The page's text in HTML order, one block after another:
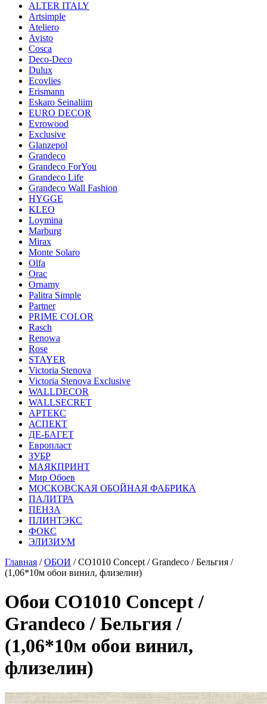
ALTER ITALY
Artsimple
Ateliero
Avisto
Cosca
Deco-Deco
Dulux
Ecovlies
Erismann
Eskaro Seinaliim
EURO DECOR
Evrowood
Exclusive
Glanzepol
Grandeco
Grandeco ForYou
Grandeco Life
Grandeco Wall Fashion
HYGGE
KLEO
Loymina
Marburg
Mirax
Monte Solaro
Olfa
Orac
Ornamy
Palitra Simple
Partner
PRIME COLOR
Rasch
Renowa
Rose
STAYER
Victoria Stenova
Victoria Stenova Exclusive
WALLDECOR
WALLSECRET
АРТЕКС
АСПЕКТ
ДЕ-БАГЕТ
Европласт
ЗУБР
МАЯКПРИНТ
Мир Обоев
МОСКОВСКАЯ ОБОЙНАЯ ФАБРИКА
ПАЛИТРА
ПЕНЗА
ПЛИНТЭКС
ФОКС
ЭЛИЗИУМ
Главная /ОБОИ / CO1010 Concept / Grandeco / Бельгия /
(1,06*10м обои винил, флизелин)
Обои CO1010 Concept /
Grandeco / Бельгия /
(1,06*10м обои винил,
флизелин)